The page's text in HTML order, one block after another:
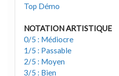
Top Démo
NOTATION ARTISTIQUE
0/5 : Médiocre
1/5 : Passable
2/5 : Moyen
3/5 : Bien